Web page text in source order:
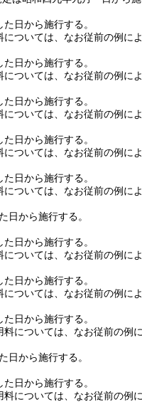
日から施行する。
ついては、なお従前の例によ
日から施行する。
ついては、なお従前の例によ
日から施行する。
ついては、なお従前の例によ
日から施行する。
ついては、なお従前の例によ
日から施行する。
ついては、なお従前の例によ
日から施行する。
日から施行する。
ついては、なお従前の例によ
日から施行する。
ついては、なお従前の例によ
日から施行する。
については、なお従前の例に
日から施行する。
日から施行する。
については、なお従前の例に